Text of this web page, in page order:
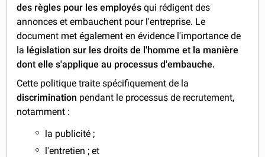
des règles pour les employés qui rédigent des
annonces et embauchent pour l'entreprise. Le
document met également en évidence l'importance de
la législation sur les droits de l'homme et la manière
dont elle s'applique au processus d'embauche.
Cette politique traite spécifiquement de la
discrimination pendant le processus de recrutement,
notamment :
la publicité ;
l'entretien ; et